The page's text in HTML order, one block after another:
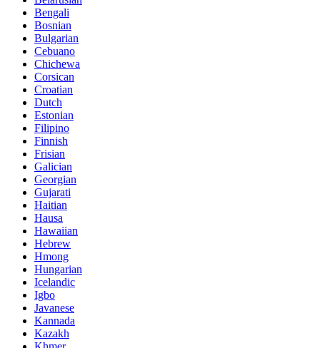
Bengali
Bosnian
Bulgarian
Cebuano
Chichewa
Corsican
Croatian
Dutch
Estonian
Filipino
Finnish
Frisian
Galician
Georgian
Gujarati
Haitian
Hausa
Hawaiian
Hebrew
Hmong
Hungarian
Icelandic
Igbo
Javanese
Kannada
Kazakh